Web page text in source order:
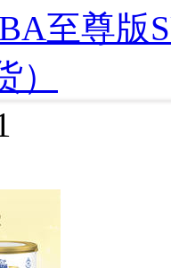
至尊版